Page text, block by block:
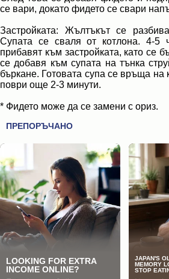
се вари, докато фидето се свари
Застройката: Жълтъкът се
Супата се сваля от котлона. 4-5
прибавят към застройката, като се
се добавя към супата на тънка
бъркане. Готовата супа се връща на
поври още 2-3 минути.
* Фидето може да се замени с ориз.